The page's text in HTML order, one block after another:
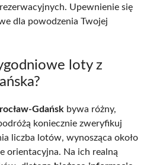
Upewnienie się
dla powodzenia Twojej
loty z
Gdańsk bywa różny,
koniecznie zweryfikuj
liczba lotów, wynosząca około
orientacyjna. Na ich realną